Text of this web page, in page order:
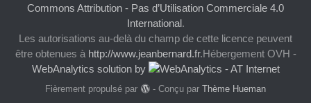
Commons Attribution - Pas d’Utilisation Commerciale 4.0
International.
Les autorisations au-delà du champ de cette licence peuvent
être obtenues à http://www.jeanbernard.fr.Hébergement OVH -
WebAnalytics solution by
Fièrement propulsé par - Conçu par Thème Hueman